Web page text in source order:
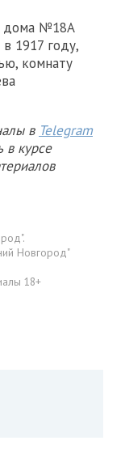
дома №18А
1917 году,
комнату
в Telegram
в курсе
Новгород"
18+